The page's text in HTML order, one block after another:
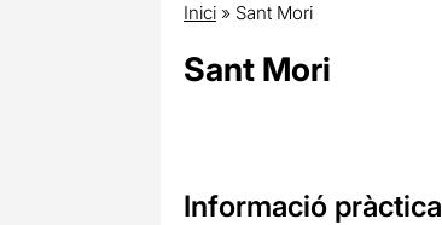
Inici» Sant Mori
Sant Mori
Informació pràctica